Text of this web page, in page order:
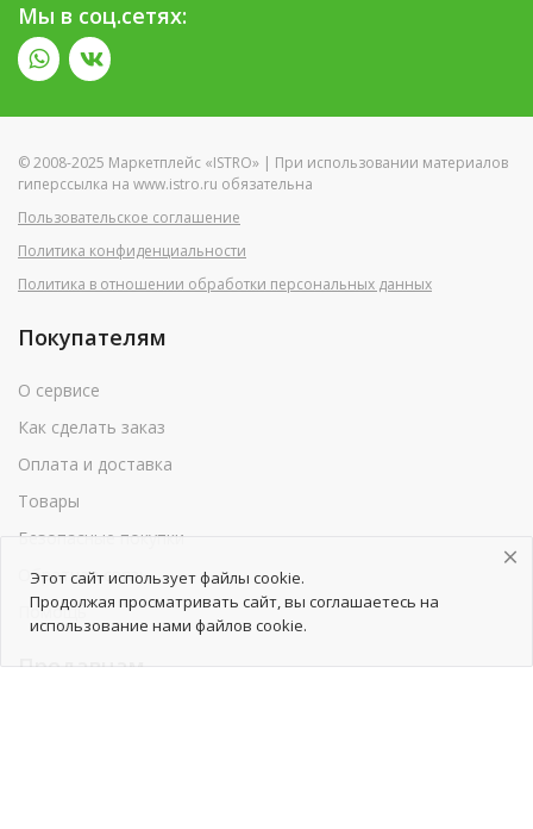
Мы в соц.сетях:
© 2008-2025 Маркетплейс «ISTRO» | При использовании материалов
гиперссылка на www.istro.ru обязательна
Пользовательское соглашение
Политика конфиденциальности
Политика в отношении обработки персональных данных
Покупателям
О сервисе
Как сделать заказ
Оплата и доставка
Товары
Безопасные покупки
Обратная связь
Помощь
Продавцам
Этот сайт использует файлы cookie.
Продолжая просматривать сайт, вы соглашаетесь на
использование нами файлов cookie.